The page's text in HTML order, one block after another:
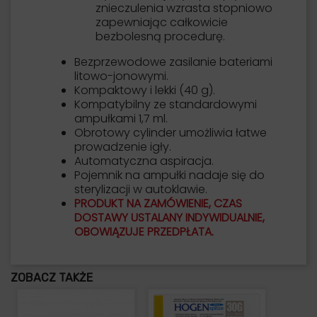
znieczulenia wzrasta stopniowo
zapewniając całkowicie
bezbolesną procedurę.
Bezprzewodowe zasilanie bateriami
litowo-jonowymi.
Kompaktowy i lekki (40 g).
Kompatybilny ze standardowymi
ampułkami 1,7 ml.
Obrotowy cylinder umożliwia łatwe
prowadzenie igły.
Automatyczna aspiracja.
Pojemnik na ampułki nadaje się do
sterylizacji w autoklawie.
PRODUKT NA ZAMÓWIENIE, CZAS
DOSTAWY USTALANY INDYWIDUALNIE,
OBOWIĄZUJE PRZEDPŁATA.
ZOBACZ TAKŻE